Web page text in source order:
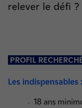
relever le défi ?
PROFIL
Les indispensables :
18 ans